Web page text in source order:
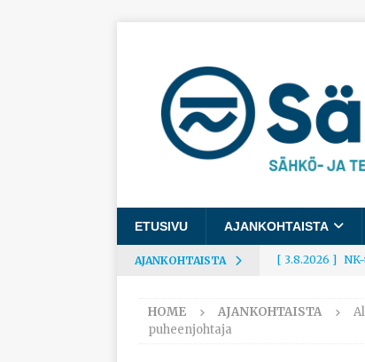
ETUSIVU AJANKOHTAISTA
AJANKOHTAISTA [ 3.8.2026 ]
[ 3.8.2026 ]
HOME AJANKOHTAISTA
puheenjohtaja